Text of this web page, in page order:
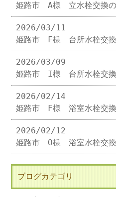
姫路市 A様 立水栓交換の
2026/03/11
姫路市 F様 台所水栓交換
2026/03/09
姫路市 I様 台所水栓交換
2026/02/14
姫路市 F様 浴室水栓交換
2026/02/12
姫路市 O様 浴室水栓交換
ブログカテゴリ